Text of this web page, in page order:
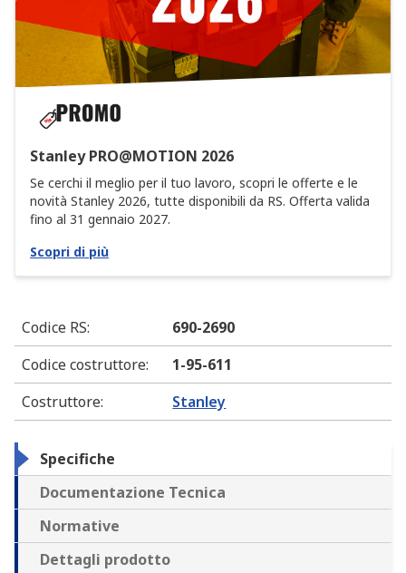
Stanley PRO@MOTION 2026
Se cerchi il meglio per il tuo lavoro, scopri le offerte e le
novità Stanley 2026, tutte disponibili da RS. Offerta valida
fino al 31 gennaio 2027.
Scopri di più
Codice RS:
690-2690
Codice costruttore:
1-95-611
Costruttore: Stanley
Specifiche
Documentazione Tecnica
Normative
Dettagli prodotto